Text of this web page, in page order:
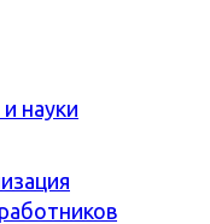
науки